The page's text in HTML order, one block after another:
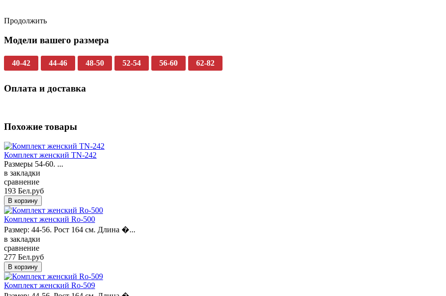
Продолжить
Модели вашего размера
40-42 44-46 48-50 52-54 56-60 62-82
Оплата и доставка
Похожие товары
Комплект женский TN-242
Размеры 54-60. ...
в закладки
сравнение
193 Бел.руб
Комплект женский Ro-500
Размер: 44-56. Рост 164 см. Длина �...
в закладки
сравнение
277 Бел.руб
Комплект женский Ro-509